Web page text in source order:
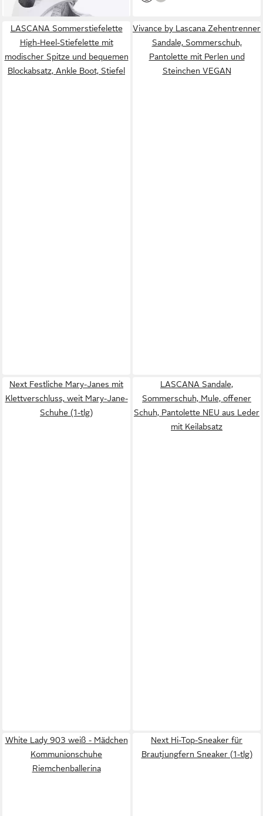
LASCANA Sommerstiefelette
High-Heel-Stiefelette mit
modischer Spitze und bequemen
Blockabsatz, Ankle Boot, Stiefel
Vivance by Lascana Zehentrenner
Sandale, Sommerschuh,
Pantolette mit Perlen und
Steinchen VEGAN
Next Festliche Mary-Janes mit
Klettverschluss, weit Mary-Jane-
Schuhe (1-tlg)
LASCANA Sandale,
Sommerschuh, Mule, offener
Schuh, Pantolette NEU aus Leder
mit Keilabsatz
White Lady 903 weiß - Mädchen
Kommunionschuhe
Riemchenballerina
Next Hi-Top-Sneaker für
Brautjungfern Sneaker (1-tlg)